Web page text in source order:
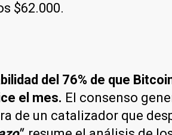
$62.000.
del 76% de que
el mes. El consenso
de un catalizador que